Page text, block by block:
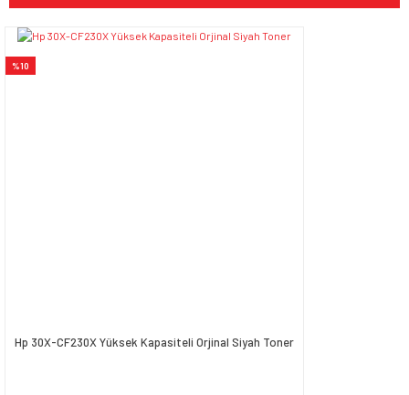
Yorum Yaz
%10
Hp 30X-CF230X Yüksek Kapasiteli Orjinal Siyah Toner